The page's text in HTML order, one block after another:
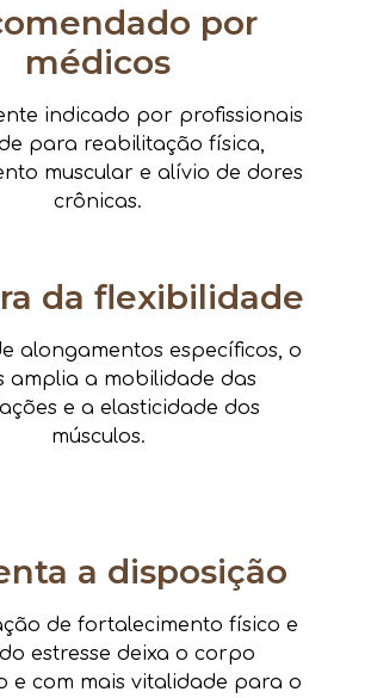
por
médicos
indicado por profissionais
para reabilitação física,
muscular e alívio de dores
crônicas.
da flexibilidade
alongamentos específicos, o
amplia a mobilidade das
e a elasticidade dos
músculos.
a disposição
de fortalecimento físico e
estresse deixa o corpo
e com mais vitalidade para o